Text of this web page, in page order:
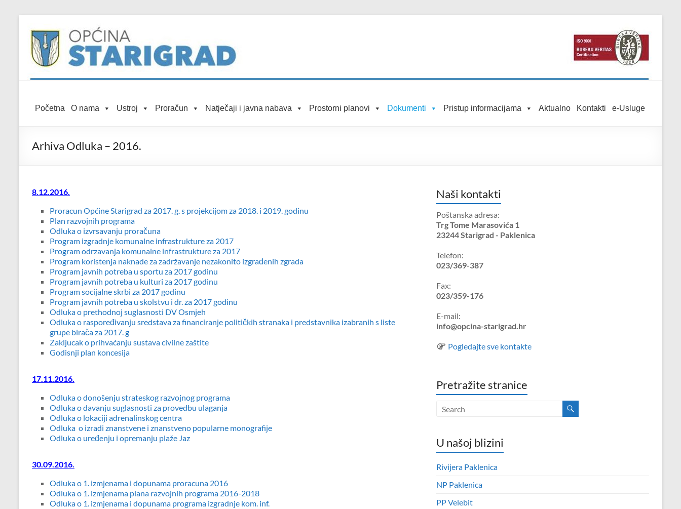
content
Općina
Službena
mrežna
Početna O nama Ustroj Proračun Natječaji i javna nabava Prostorni planovi Dokumenti Pristup informacijama Aktualno Kontakti e-Usluge
Arhiva Odluka – 2016.
8.12.2016.
Proracun Općine Starigrad za 2017. g. s projekcijom za 2018. i 2019. godinu
Plan razvojnih programa
Odluka o izvrsavanju proračuna
Program izgradnje komunalne infrastrukture za 2017
Program odrzavanja komunalne infrastrukture za 2017
Program koristenja naknade za zadržavanje nezakonito izgrađenih zgrada
Program javnih potreba u sportu za 2017 godinu
Program javnih potreba u kulturi za 2017 godinu
Program socijalne skrbi za 2017 godinu
Program javnih potreba u skolstvu i dr. za 2017 godinu
Odluka o prethodnoj suglasnosti DV Osmjeh
Odluka o raspoređivanju sredstava za financiranje političkih stranaka i predstavnika izabranih s liste
grupe birača za 2017. g
Zakljucak o prihvaćanju sustava civilne zaštite
Godisnji plan koncesija
17.11.2016.
Odluka o donošenju strateskog razvojnog programa
Odluka o davanju suglasnosti za provedbu ulaganja
Odluka o lokaciji adrenalinskog centra
Odluka o izradi znanstvene i znanstveno popularne monografije
Odluka o uređenju i opremanju plaže Jaz
30.09.2016.
Odluka o 1. izmjenama i dopunama proracuna 2016
Odluka o 1. izmjenama plana razvojnih programa 2016-2018
Odluka o 1. izmjenama i dopunama programa izgradnje kom. inf.
Naši kontakti
Poštanska adresa:
Trg Tome Marasovića 1
23244 Starigrad - Paklenica
Telefon:
023/369-387
Fax:
023/359-176
E-mail:
info@opcina-starigrad.hr
Pogledajte sve kontakte
Pretražite stranice
U našoj blizini
Rivijera Paklenica
NP Paklenica
PP Velebit